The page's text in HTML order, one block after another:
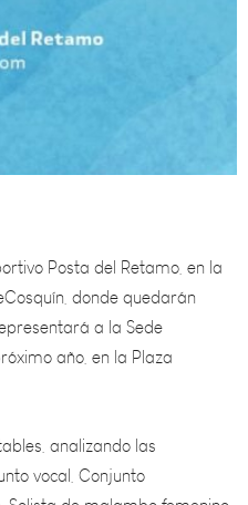
donde quedarán
a la Sede
año, en la Plaza
las
vocal, Conjunto
de malambo femenino,